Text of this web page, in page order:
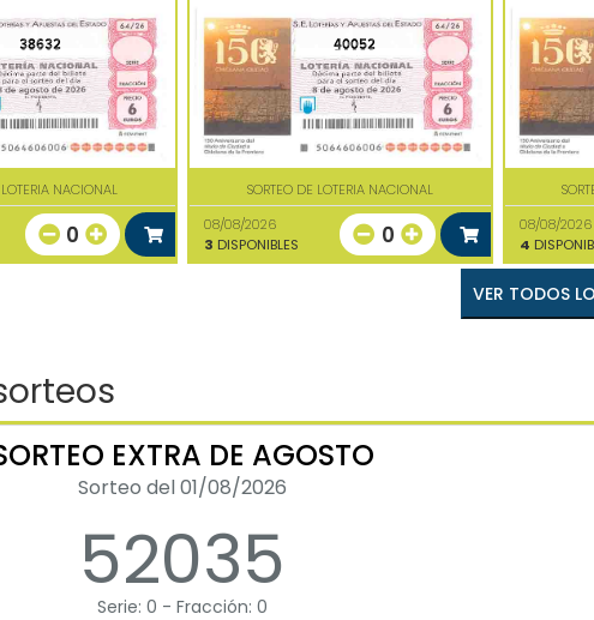
38632
NACIONAL
0
40052
SORTEO DE LOTERIA NACIONAL
08/08/2026
3 DISPONIBLES 0
08/08/2026
4
EXTRA DE AGOSTO
Sorteo del 01/08/2026
52035
Serie: 0 - Fracción: 0